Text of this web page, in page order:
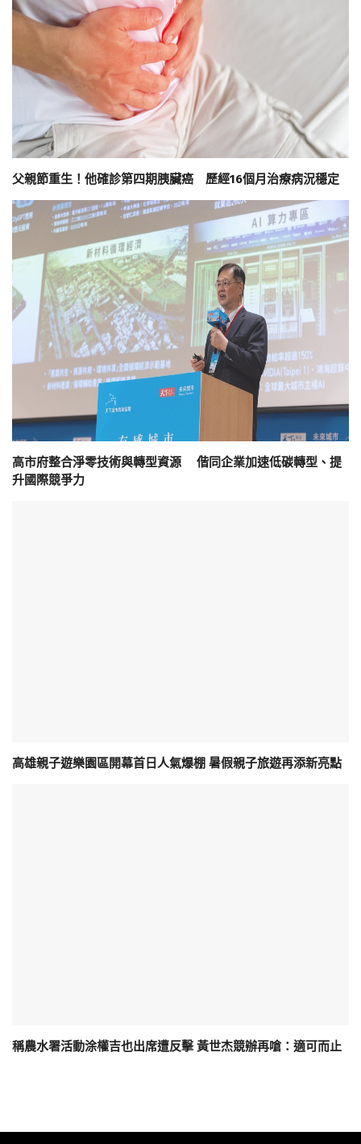
父親節重生！他確診第四期胰臟癌 歷經16個月治療病況穩定
高市府整合淨零技術與轉型資源 偕同企業加速低碳轉型、提
升國際競爭力
高雄親子遊樂園區開幕首日人氣爆棚 暑假親子旅遊再添新亮點
稱農水署活動涂權吉也出席遭反擊 黃世杰競辦再嗆：適可而止